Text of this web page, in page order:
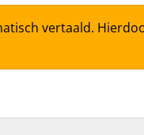
vertaald.